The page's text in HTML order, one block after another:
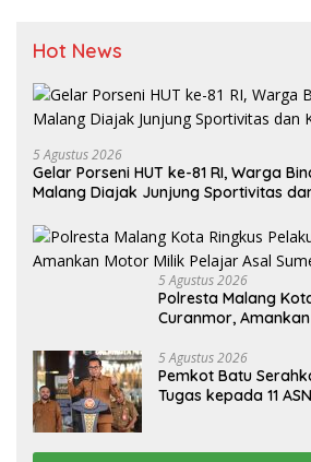
Hot News
5 Agustus 2026
Gelar Porseni HUT ke-81 RI, Warga
Malang Diajak Junjung Sportivitas
5 Agustus 2026
Polresta Malang
Curanmor,
5 Agustus 2026
Pemkot Batu
Tugas kepada 11